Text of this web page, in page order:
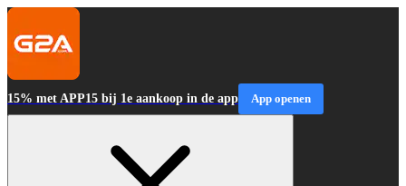
15% met APP15 bij 1e aankoop in de app App openen